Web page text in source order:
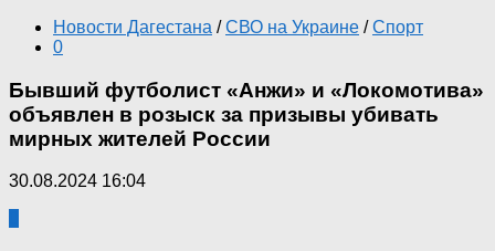
Новости Дагестана / СВО на Украине / Спорт
0
Бывший футболист «Анжи» и «Локомотива»
объявлен в розыск за призывы убивать
мирных жителей России
30.08.2024 16:04